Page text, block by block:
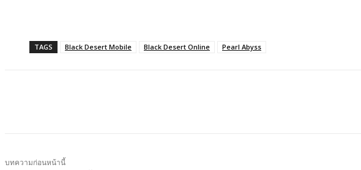
TAGS Black Desert Mobile Black Desert Online Pearl Abyss
บทความก่อนหน้านี้